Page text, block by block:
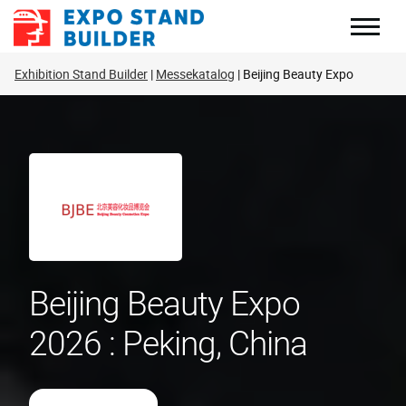
Zum
Inhalt
Exhibition Stand Builder Messekatalog Beijing Beauty Expo
Beijing Beauty Expo
2026 : Peking, China